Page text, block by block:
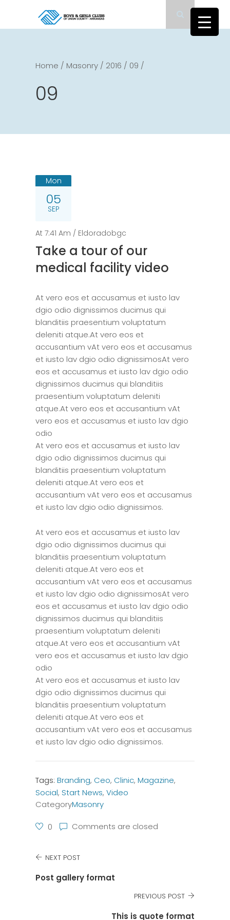
Home / Masonry / 2016 / 09 /
09
Mon
05
SEP
At 7:41 Am / Eldoradobgc
Take a tour of our
medical facility video
At vero eos et accusamus et iusto lav
dgio odio dignissimos ducimus qui
blanditiis praesentium voluptatum
deleniti atque.At vero eos et
accusantium vAt vero eos et accusamus
et iusto lav dgio odio dignissimosAt vero
eos et accusamus et iusto lav dgio odio
dignissimos ducimus qui blanditiis
praesentium voluptatum deleniti
atque.At vero eos et accusantium vAt
vero eos et accusamus et iusto lav dgio
odio
At vero eos et accusamus et iusto lav
dgio odio dignissimos ducimus qui
blanditiis praesentium voluptatum
deleniti atque.At vero eos et
accusantium vAt vero eos et accusamus
et iusto lav dgio odio dignissimos.
At vero eos et accusamus et iusto lav
dgio odio dignissimos ducimus qui
blanditiis praesentium voluptatum
deleniti atque.At vero eos et
accusantium vAt vero eos et accusamus
et iusto lav dgio odio dignissimosAt vero
eos et accusamus et iusto lav dgio odio
dignissimos ducimus qui blanditiis
praesentium voluptatum deleniti
atque.At vero eos et accusantium vAt
vero eos et accusamus et iusto lav dgio
odio
At vero eos et accusamus et iusto lav
dgio odio dignissimos ducimus qui
blanditiis praesentium voluptatum
deleniti atque.At vero eos et
accusantium vAt vero eos et accusamus
et iusto lav dgio odio dignissimos.
Tags: Branding, Ceo, Clinic, Magazine,
Social, Start News, Video
CategoryMasonry
0 Comments are closed
NEXT POST
Post gallery format
PREVIOUS POST
This is quote format